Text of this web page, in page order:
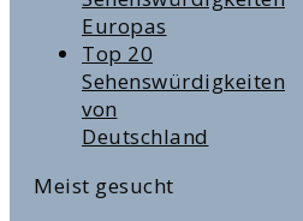
Europas
Top 20
Sehenswürdigkeiten
von
Deutschland
Meist gesucht